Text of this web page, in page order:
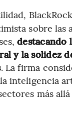
sobre las
destacando
y la solidez
. La firma
inteligencia
más